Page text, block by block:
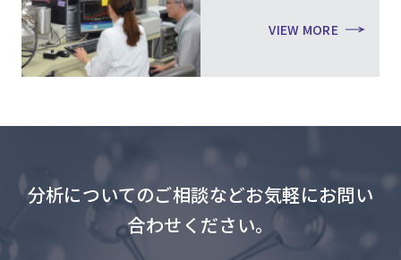
VIEW MORE
分析についてのご相談などお気軽にお問い
合わせください。